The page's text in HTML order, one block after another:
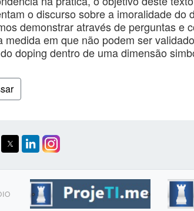
o discurso sobre a imoralidade do
demonstrar através de perguntas e
medida em que não podem ser
doping dentro de uma dimensão